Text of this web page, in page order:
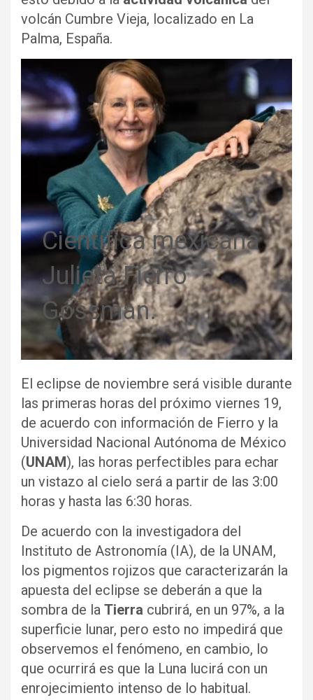
volcán Cumbre Vieja, localizado en La
Palma, España.
Científica mexicana
Julieta Fierro
Gossman.
El eclipse de noviembre será visible durante
las primeras horas del próximo viernes 19,
de acuerdo con información de Fierro y la
Universidad Nacional Autónoma de México
(UNAM), las horas perfectibles para echar
un vistazo al cielo será a partir de las 3:00
horas y hasta las 6:30 horas.
De acuerdo con la investigadora del
Instituto de Astronomía (IA), de la UNAM,
los pigmentos rojizos que caracterizarán la
apuesta del eclipse se deberán a que la
sombra de la Tierra cubrirá, en un 97%, a la
superficie lunar, pero esto no impedirá que
observemos el fenómeno, en cambio, lo
que ocurrirá es que la Luna lucirá con un
enrojecimiento intenso de lo habitual.